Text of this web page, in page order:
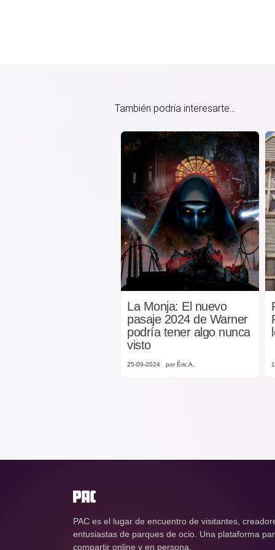
También podría interesarte...
La Monja: El nuevo
pasaje 2024 de Warner
podría tener algo nunca
visto
25-09-2024 por Éric A.
PAC es el lugar de encuentro de visitantes,
entusiastas de parques de ocio. Una plataforma
compartir online y en persona.